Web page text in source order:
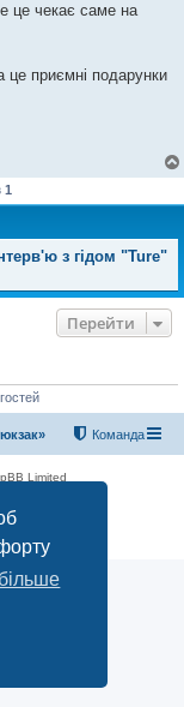
це чекає саме на
це приємні подарунки
1
з гідом "Ture"
Перейти
Команда
Limited